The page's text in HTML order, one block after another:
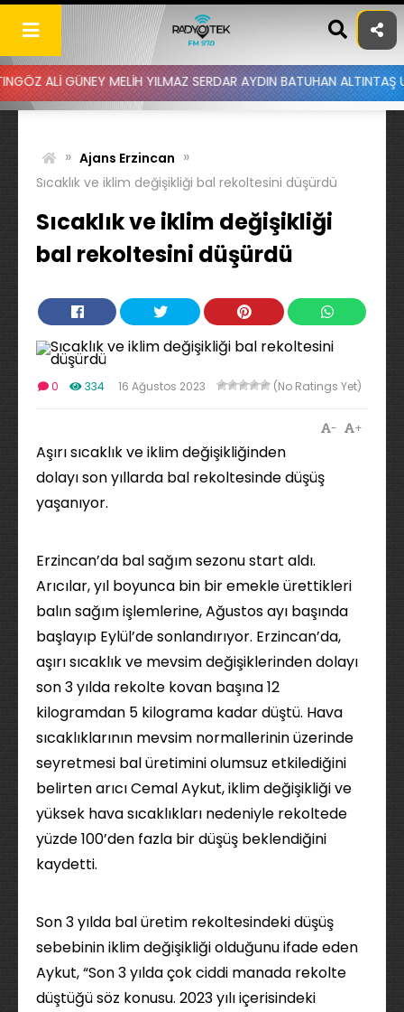
Skip
content
MELİH YILMAZ SERDAR AYDIN BATUHAN ALTINTAŞ UYGAR
» Ajans Erzincan »
Sıcaklık ve iklim değişikliği bal rekoltesini düşürdü
Sıcaklık ve iklim değişikliği
bal rekoltesini düşürdü
0 334 16 Ağustos 2023 (No Ratings Yet)
+
-
Aşırı sıcaklık ve iklim değişikliğinden
dolayı son yıllarda bal rekoltesinde düşüş
yaşanıyor.
Erzincan’da bal sağım sezonu start aldı.
Arıcılar, yıl boyunca bin bir emekle ürettikleri
balın sağım işlemlerine, Ağustos ayı başında
başlayıp Eylül’de sonlandırıyor. Erzincan’da,
aşırı sıcaklık ve mevsim değişiklerinden dolayı
son 3 yılda rekolte kovan başına 12
kilogramdan 5 kilograma kadar düştü. Hava
sıcaklıklarının mevsim normallerinin üzerinde
seyretmesi bal üretimini olumsuz etkilediğini
belirten arıcı Cemal Aykut, iklim değişikliği ve
yüksek hava sıcaklıkları nedeniyle rekoltede
yüzde 100’den fazla bir düşüş beklendiğini
kaydetti.
Son 3 yılda bal üretim rekoltesindeki düşüş
sebebinin iklim değişikliği olduğunu ifade eden
Aykut, “Son 3 yılda çok ciddi manada rekolte
düştüğü söz konusu. 2023 yılı içerisindeki